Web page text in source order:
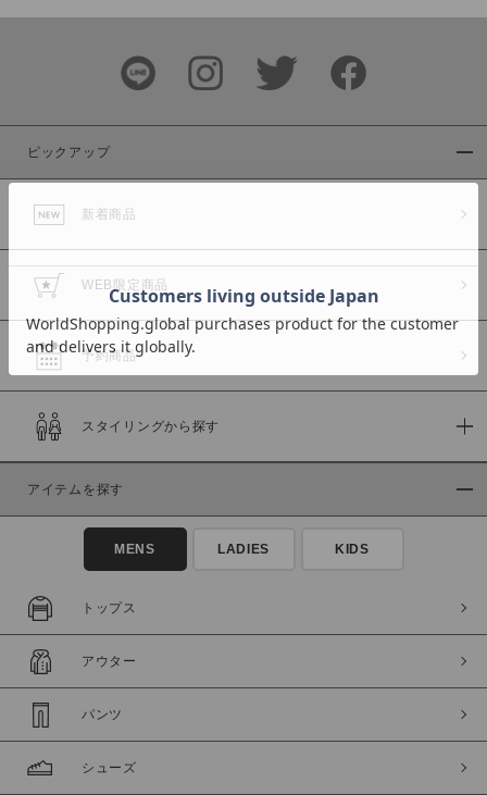
ブランド
カラー
商品タイプ
通常商品
セール価格
在庫
在庫あり
ピックアップ
新着商品
WEB限定商品
予約商品
スタイリングから探す
アイテムを探す
MENS LADIES KIDS
トップス
アウター
パンツ
シューズ